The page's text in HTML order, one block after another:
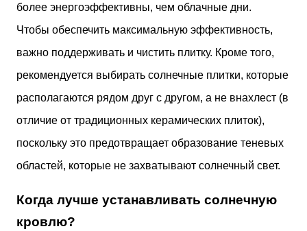
более энергоэффективны, чем облачные дни.
Чтобы обеспечить максимальную эффективность,
важно поддерживать и чистить плитку. Кроме того,
рекомендуется выбирать солнечные плитки, которые
располагаются рядом друг с другом, а не внахлест (в
отличие от традиционных керамических плиток),
поскольку это предотвращает образование теневых
областей, которые не захватывают солнечный свет.
Когда лучше устанавливать солнечную
кровлю?